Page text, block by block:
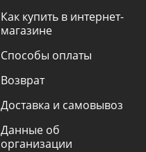
Как купить в интернет-
магазине
Способы оплаты
Возврат
Доставка и самовывоз
Данные об
организации